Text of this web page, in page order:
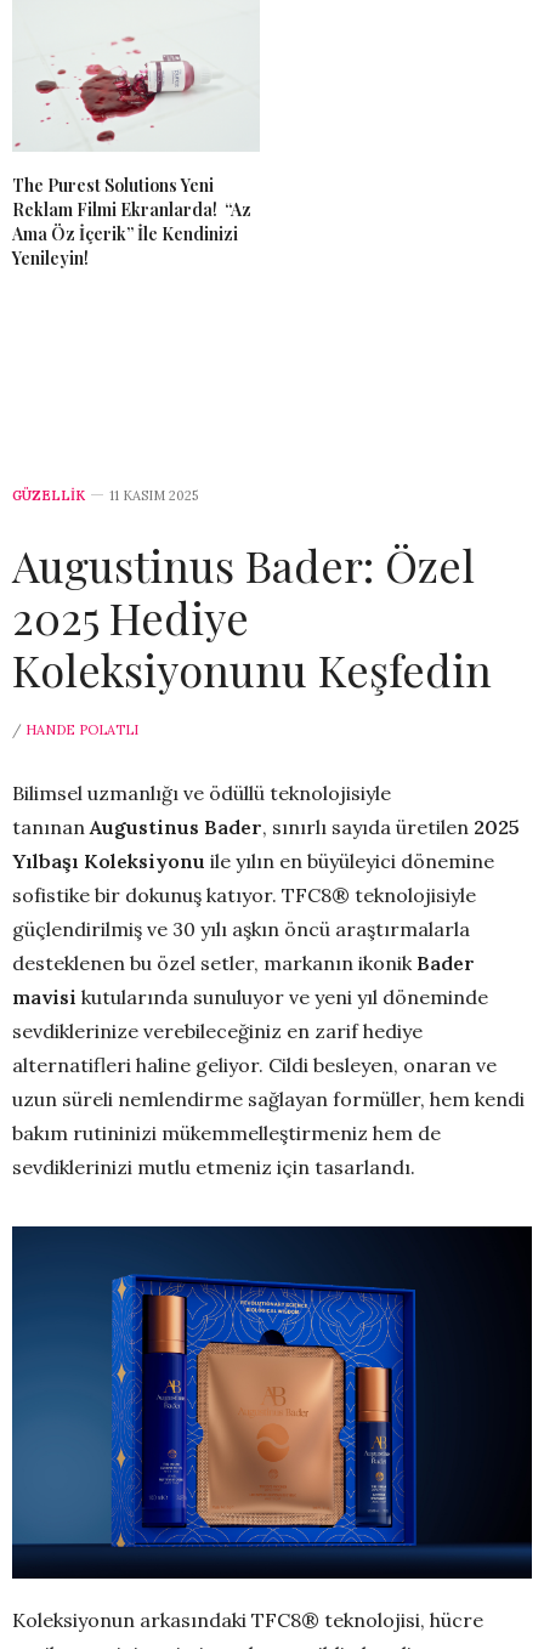
The Purest Solutions Yeni
Reklam Filmi Ekranlarda! “Az
Ama Öz İçerik” İle Kendinizi
Yenileyin!
GÜZELLİK 11 KASIM 2025
Augustinus Bader: Özel
2025 Hediye
Koleksiyonunu Keşfedin
/ HANDE POLATLI
Bilimsel uzmanlığı ve ödüllü teknolojisiyle
tanınanAugustinus Bader, sınırlı sayıda üretilen 2025
Yılbaşı Koleksiyonu ile yılın en büyüleyici dönemine
sofistike bir dokunuş katıyor. TFC8® teknolojisiyle
güçlendirilmiş ve 30 yılı aşkın öncü araştırmalarla
desteklenen bu özel setler, markanın ikonik Bader
mavisi kutularında sunuluyor ve yeni yıl döneminde
sevdiklerinize verebileceğiniz en zarif hediye
alternatifleri haline geliyor. Cildi besleyen, onaran ve
uzun süreli nemlendirme sağlayan formüller, hem kendi
bakım rutininizi mükemmelleştirmeniz hem de
sevdiklerinizi mutlu etmeniz için tasarlandı.
Koleksiyonun arkasındaki TFC8® teknolojisi, hücre